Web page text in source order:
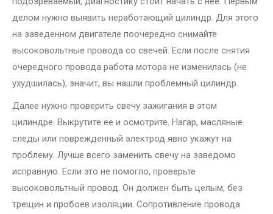
делом нужно выявить неработающий цилиндр. Для этого
на заведенном двигателе поочередно снимайте
высоковольтные провода со свечей. Если после снятия
очередного провода работа мотора не изменилась (не
ухудшилась), значит, вы нашли проблемный цилиндр.
Далее нужно проверить свечу зажигания в этом
цилиндре. Выкрутите ее и осмотрите. Нагар, масляные
следы или поврежденный электрод явно укажут на
проблему. Лучше всего заменить свечу на заведомо
исправную. Если это не помогло, проверьте
высоковольтный провод. Он должен быть целым, без
трещин и пробоев изоляции. Сопротивление провода